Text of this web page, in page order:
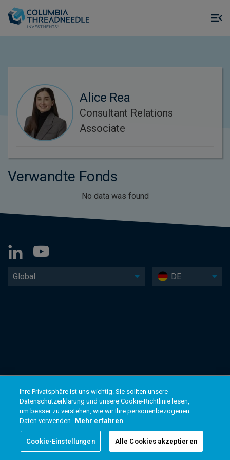
Alice Rea
Consultant Relations
Associate
Verwandte Fonds
No data was found
Global DE
Ihre Privatsphäre ist uns wichtig. Sie sollten unsere
Datenschutzerklärung und unsere Cookie-Richtlinie lesen,
um besser zu verstehen, wie wir Ihre personenbezogenen
Daten verwenden. Mehr erfahren
Cookie-Einstellungen Alle Cookies akzeptieren